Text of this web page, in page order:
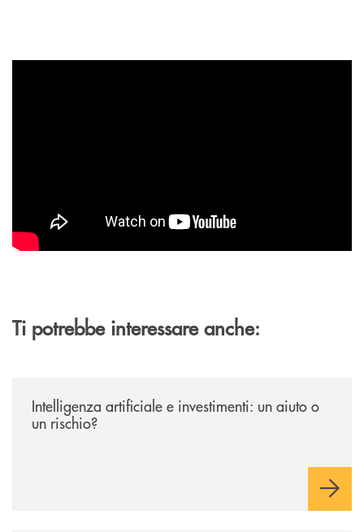
Ti potrebbe interessare anche:
Intelligenza artificiale e investimenti: un aiuto o
un rischio?